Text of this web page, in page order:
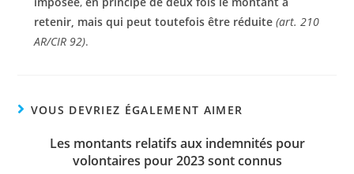
retenir, mais qui peut toutefois être réduite (art. 210
AR/CIR 92).
VOUS DEVRIEZ ÉGALEMENT AIMER
Les montants relatifs aux indemnités pour
volontaires pour 2023 sont connus